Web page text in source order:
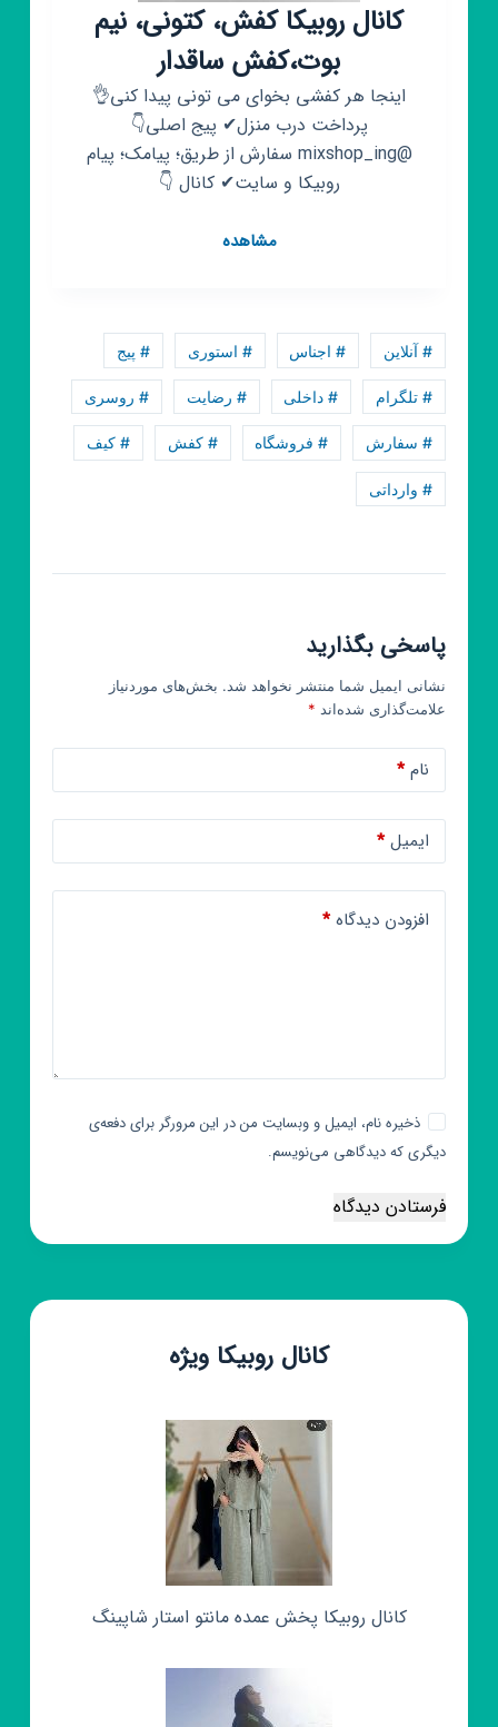
کانال روبیکا کفش، کتونی، نیم
بوت،کفش ساقدار
اینجا هر کفشی بخوای می تونی پیدا کنی👌
پرداخت درب منزل✔ پیج اصلی👇
@mixshop_ing سفارش از طریق؛ پیامک؛ پیام
روبیکا و سایت✔ کانال 👇
مشاهدهکانال
نیم
بوت،کفش
ساقدار
# آنلاین # اجناس # استوری # پیج
# تلگرام # داخلی # رضایت # روسری
# سفارش # فروشگاه # کفش # کیف
# وارداتی
پاسخی بگذارید
نشانی ایمیل شما منتشر نخواهد شد. بخش‌های موردنیاز
علامت‌گذاری شده‌اند *
نام*
ایمیل*
افزودن دیدگاه*
ذخیره نام، ایمیل و وبسایت من در این مرورگر برای دفعه‌ی
دیگری که دیدگاهی می‌نویسم.
فرستادن دیدگاه
کانال روبیکا ویژه
کانال روبیکا پخش عمده مانتو استار شاپینگ